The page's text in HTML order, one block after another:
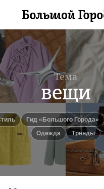
Тема
вещи
Стиль Гид «Большого Города»
одежда
Тренды